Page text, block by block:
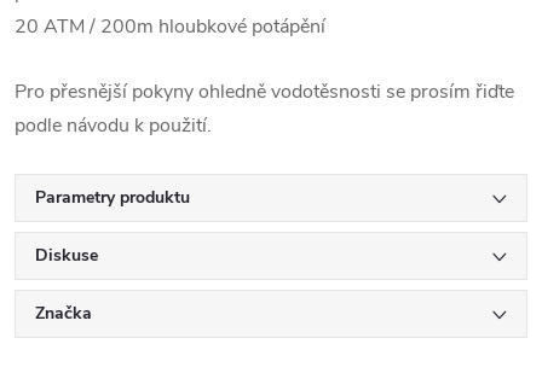
20 ATM / 200m hloubkové potápění
Pro přesnější pokyny ohledně vodotěsnosti se prosím řiďte
podle návodu k použití.
Parametry produktu
Diskuse
Značka